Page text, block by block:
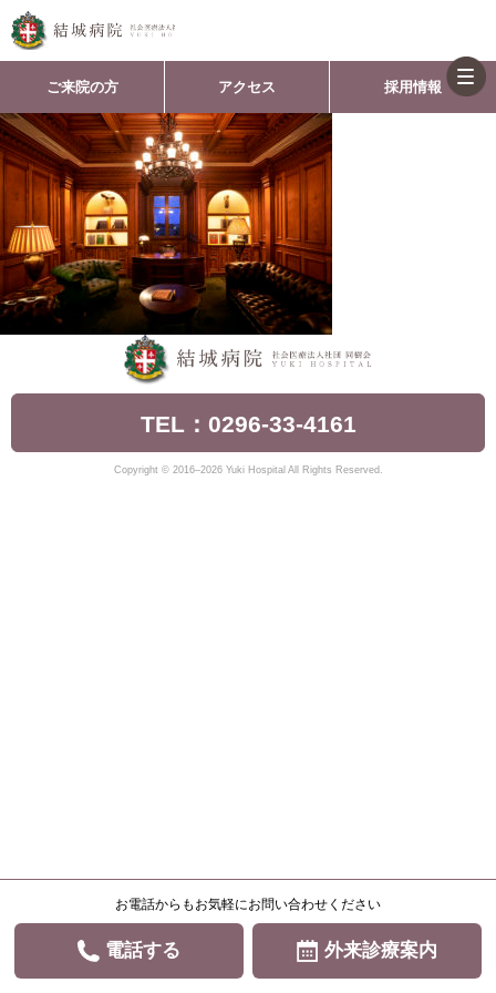
ご来院の方 アクセス 採用情報
TEL：0296-33-4161
Copyright © 2016–2026 Yuki Hospital All Rights Reserved.
お電話からもお気軽にお問い合わせください
電話する 外来診療案内